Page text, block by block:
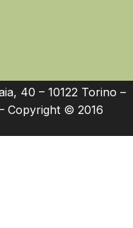
40 – 10122 Torino –
Copyright © 2016